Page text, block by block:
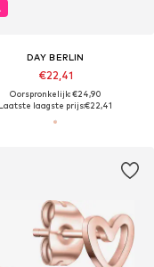
DAY BERLIN
€22,41
Oorspronkelijk: €24,90
Laatste laagste prijs:€22,41